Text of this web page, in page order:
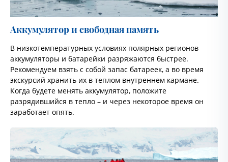
Аккумулятор и свободная память
В низкотемпературных условиях полярных регионов
аккумуляторы и батарейки разряжаются быстрее.
Рекомендуем взять с собой запас батареек, а во время
экскурсий хранить их в теплом внутреннем кармане.
Когда будете менять аккумулятор, положите
разрядившийся в тепло – и через некоторое время он
заработает опять.